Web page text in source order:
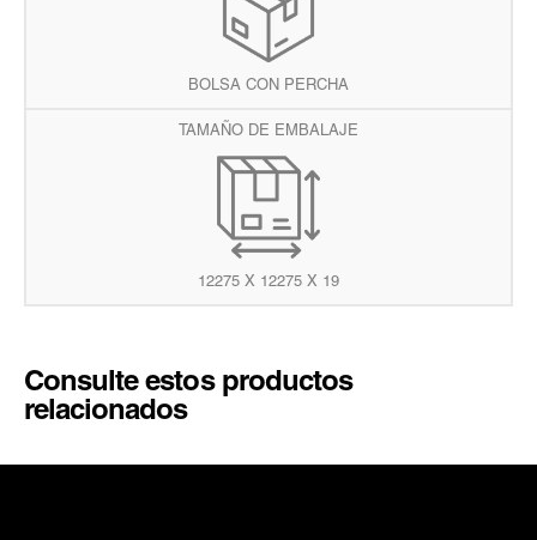
BOLSA CON PERCHA
TAMAÑO DE EMBALAJE
12275 X 12275 X 19
Consulte estos productos
relacionados